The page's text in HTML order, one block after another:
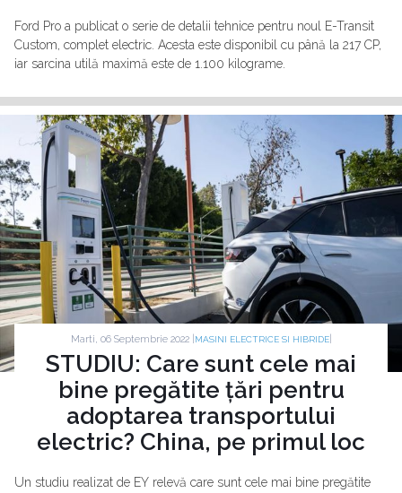
Ford Pro a publicat o serie de detalii tehnice pentru noul E-Transit
Custom, complet electric. Acesta este disponibil cu până la 217 CP,
iar sarcina utilă maximă este de 1.100 kilograme.
Marti, 06 Septembrie 2022 | MASINI ELECTRICE SI HIBRIDE|
STUDIU: Care sunt cele mai
bine pregătite țări pentru
adoptarea transportului
electric? China, pe primul loc
Un studiu realizat de EY relevă care sunt cele mai bine pregătite